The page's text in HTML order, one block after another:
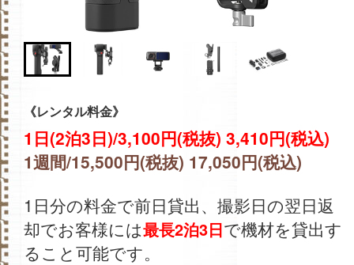
《レンタル料金》
1日(2泊3日)/3,100円(税抜) 3,410円(税込)
1週間/15,500円(税抜) 17,050円(税込)
1日分の料金で前日貸出、撮影日の翌日返
却でお客様には最長2泊3日で機材を貸出す
ること可能です。